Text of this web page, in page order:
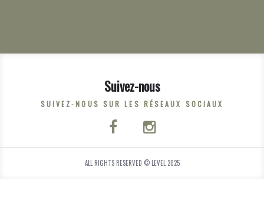
Suivez-nous
SUIVEZ-NOUS SUR LES RÉSEAUX SOCIAUX
ALL RIGHTS RESERVED © LEVEL 2025